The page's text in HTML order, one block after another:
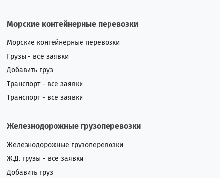
Морские контейнерные перевозки
Морские контейнерные перевозки
Грузы - все заявки
Добавить груз
Транспорт - все заявки
Транспорт - все заявки
Железнодорожные грузоперевозки
Железнодорожные грузоперевозки
Ж.Д. грузы - все заявки
Добавить груз